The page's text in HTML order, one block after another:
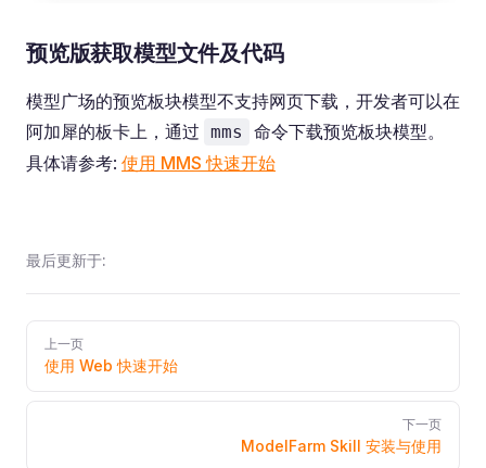
预览版获取模型文件及代码
模型广场的预览板块模型不支持网页下载，开发者可以在
阿加犀的板卡上，通过 mms
命令下载预览板块模型。
具体请参考: 使用 MMS 快速开始
最后更新于:
Pager上一页
使用 Web 快速开始
下一页
ModelFarm Skill 安装与使用